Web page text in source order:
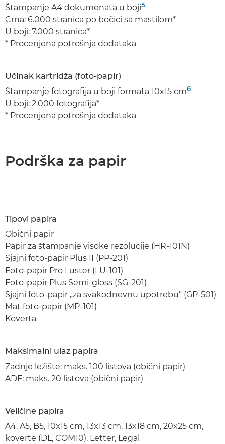
Štampanje A4 dokumenata u boji5
Crna: 6.000 stranica po bočici sa mastilom*
U boji: 7.000 stranica*
* Procenjena potrošnja dodataka
Učinak kartridža (foto-papir)
Štampanje fotografija u boji formata 10x15 cm6
U boji: 2.000 fotografija*
* Procenjena potrošnja dodataka
Podrška za papir
Tipovi papira
Obični papir
Papir za štampanje visoke rezolucije (HR-101N)
Sjajni foto-papir Plus II (PP-201)
Foto-papir Pro Luster (LU-101)
Foto-papir Plus Semi-gloss (SG-201)
Sjajni foto-papir „za svakodnevnu upotrebu“ (GP-501)
Mat foto-papir (MP-101)
Koverta
Maksimalni ulaz papira
Zadnje ležište: maks. 100 listova (obični papir)
ADF: maks. 20 listova (obični papir)
Veličine papira
A4, A5, B5, 10x15 cm, 13x13 cm, 13x18 cm, 20x25 cm,
koverte (DL, COM10), Letter, Legal